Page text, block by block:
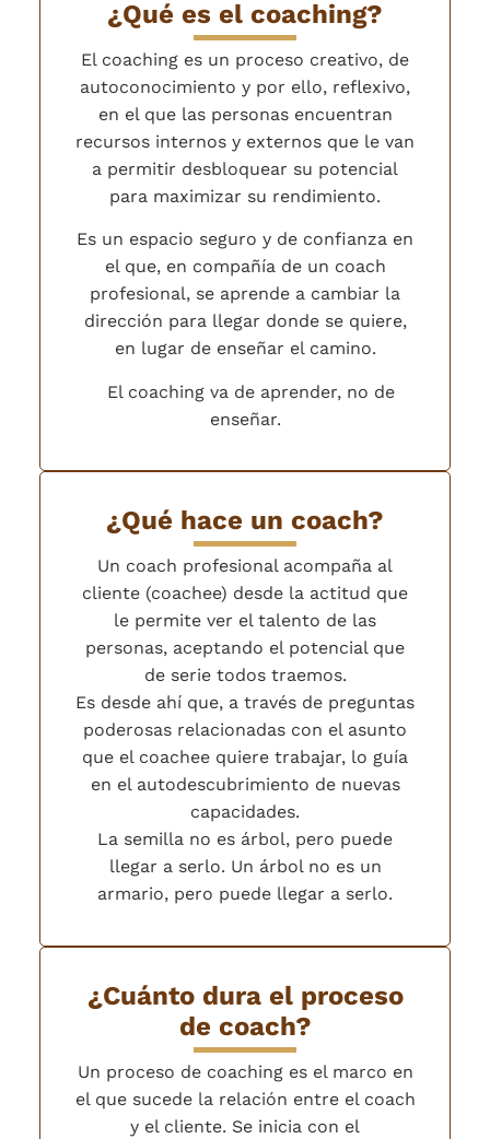
¿Qué es el coaching?
El coaching es un proceso creativo, de
autoconocimiento y por ello, reflexivo,
en el que las personas encuentran
recursos internos y externos que le van
a permitir desbloquear su potencial
para maximizar su rendimiento.
Es un espacio seguro y de confianza en
el que, en compañía de un coach
profesional, se aprende a cambiar la
dirección para llegar donde se quiere,
en lugar de enseñar el camino.
El coaching va de aprender, no de
enseñar.
¿Qué hace un coach?
Un coach profesional acompaña al
cliente (coachee) desde la actitud que
le permite ver el talento de las
personas, aceptando el potencial que
de serie todos traemos.
Es desde ahí que, a través de preguntas
poderosas relacionadas con el asunto
que el coachee quiere trabajar, lo guía
en el autodescubrimiento de nuevas
capacidades.
La semilla no es árbol, pero puede
llegar a serlo. Un árbol no es un
armario, pero puede llegar a serlo.
¿Cuánto dura el proceso
de coach?
Un proceso de coaching es el marco en
el que sucede la relación entre el coach
y el cliente. Se inicia con el